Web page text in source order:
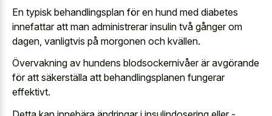
En typisk behandlingsplan för en hund med diabetes
innefattar att man administrerar insulin två gånger om
dagen, vanligtvis på morgonen och kvällen.
Övervakning av hundens blodsockernivåer är avgörande
för att säkerställa att behandlingsplanen fungerar
effektivt.